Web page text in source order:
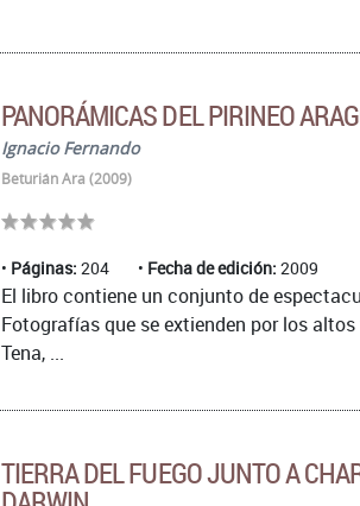
PANORÁMICAS DEL PIRINEO
Ignacio Fernando
Beturián Ara (2009)
Páginas: 204 Fecha de edición: 2009
El libro contiene un conjunto de
Fotografías que se extienden por los
Tena, ...
TIERRA DEL FUEGO JUNTO A